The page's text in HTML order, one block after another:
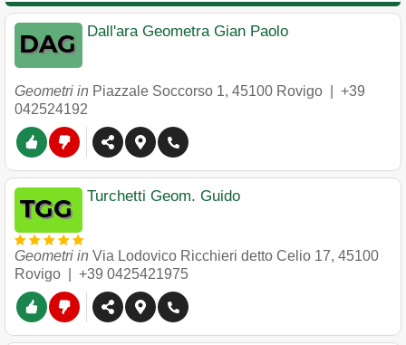
Dall'ara Geometra Gian Paolo
Geometri in Piazzale Soccorso 1, 45100 Rovigo
+39
042524192
Turchetti Geom. Guido
Geometri in Via Lodovico Ricchieri detto Celio 17, 45100
Rovigo
+39 0425421975